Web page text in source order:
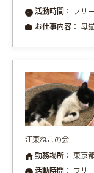
活動時間： フリー
お仕事内容： 母
江東ねこの会
勤務場所： 東京
活動時間： フリー